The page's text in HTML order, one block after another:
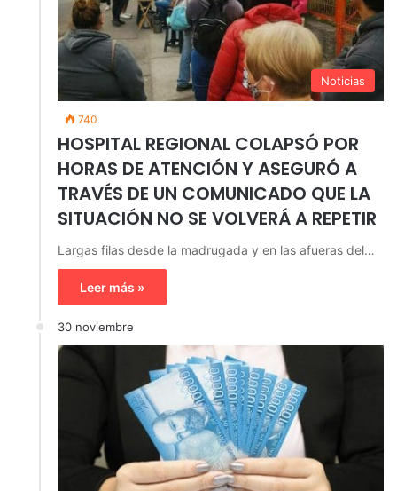
Noticias
740
HOSPITAL REGIONAL COLAPSÓ POR
HORAS DE ATENCIÓN Y ASEGURÓ A
TRAVÉS DE UN COMUNICADO QUE LA
SITUACIÓN NO SE VOLVERÁ A REPETIR
Largas filas desde la madrugada y en las afueras del…
Leer más »
30 noviembre